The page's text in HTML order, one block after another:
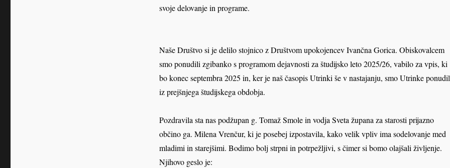
svoje delovanje in programe.
Naše Društvo si je delilo stojnico z Društvom upokojencev Ivančna Gorica. Obiskovalcem
smo ponudili zgibanko s programom dejavnosti za študijsko leto 2025/26, vabilo za vpis, ki
bo konec septembra 2025 in, ker je naš časopis Utrinki še v nastajanju, smo Utrinke
iz prejšnjega študijskega obdobja.
Pozdravila sta nas podžupan g. Tomaž Smole in vodja Sveta župana za starosti prijazno
občino ga. Milena Vrenčur, ki je posebej izpostavila, kako velik vpliv ima sodelovanje med
mladimi in starejšimi. Bodimo bolj strpni in potrpežljivi, s čimer si bomo olajšali življenje.
Njihovo geslo je: